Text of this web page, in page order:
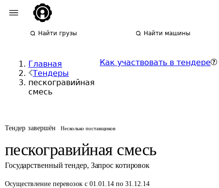
Найти грузы Найти машины
Главная
Тендеры
пескогравийная
смесь
Как участвовать в тендере
Тендер завершён Несколько поставщиков
пескогравийная смесь
Государственный тендер, Запрос котировок
Осуществление перевозок с 01.01.14 по 31.12.14